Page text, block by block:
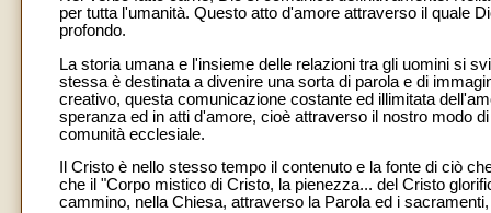
per tutta l'umanità. Questo atto d'amore attraverso il quale
profondo.
La storia umana e l'insieme delle relazioni tra gli uomini si
stessa è destinata a divenire una sorta di parola e di
creativo, questa comunicazione costante ed illimitata
speranza ed in atti d'amore, cioè attraverso il nostro modo
comunità ecclesiale.
Il Cristo è nello stesso tempo il contenuto e la fonte di ciò
che il "Corpo mistico di Cristo, la pienezza... del Cristo
cammino, nella Chiesa, attraverso la Parola ed i